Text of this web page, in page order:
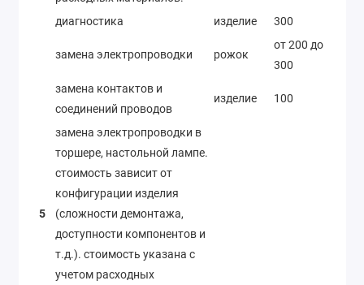
диагностика
изделие 300
замена электропроводки рожок
от 200 до
300
замена контактов и
соединений проводов
изделие 100
5
замена электропроводки в
торшере, настольной лампе.
стоимость зависит от
конфигурации изделия
(сложности демонтажа,
доступности компонентов и
т.д.). стоимость указана с
учетом расходных